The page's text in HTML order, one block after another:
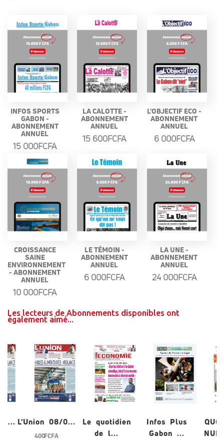
INFOS SPORTS
GABON -
ABONNEMENT
ANNUEL
15 000FCFA
LA CALOTTE -
ABONNEMENT
ANNUEL
15 600FCFA
L'OBJECTIF ECO -
ABONNEMENT
ANNUEL
6 000FCFA
CROISSANCE
SAINE
ENVIRONNEMENT
- ABONNEMENT
ANNUEL
10 000FCFA
LE TÉMOIN -
ABONNEMENT
ANNUEL
6 000FCFA
LA UNE -
ABONNEMENT
ANNUEL
24 000FCFA
Les lecteurs de Abonnements disponibles ont
également aimé...
0... L'Union 08/0...
400 FCFA
Le quotidien
de l...
Infos Plus
Gabon ...